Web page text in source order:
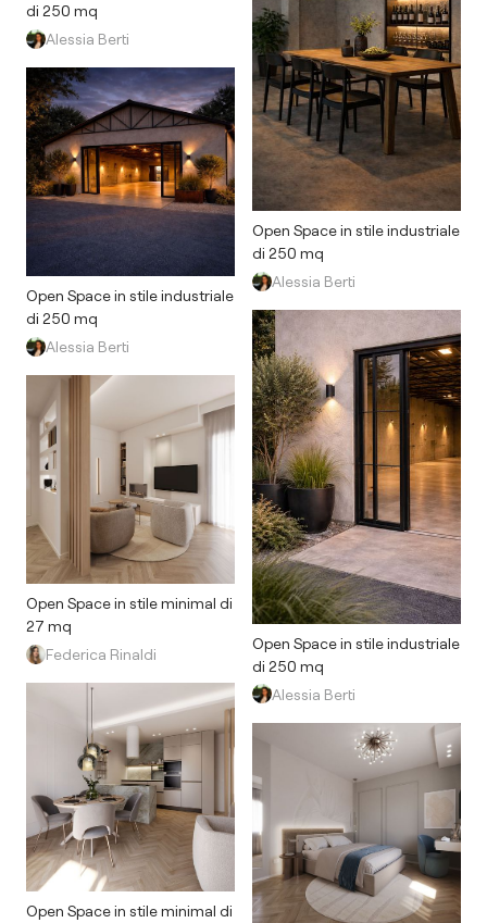
di 250 mq
Alessia Berti
Open Space in stile industriale
di 250 mq
Alessia Berti
Open Space in stile minimal di
27 mq
Federica Rinaldi
Open Space in stile minimal di
Open Space in stile industriale
di 250 mq
Alessia Berti
Open Space in stile industriale
di 250 mq
Alessia Berti